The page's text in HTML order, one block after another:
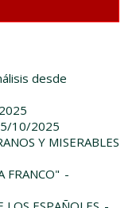
desde
10/2025
Y MISERABLES
FRANCO" -